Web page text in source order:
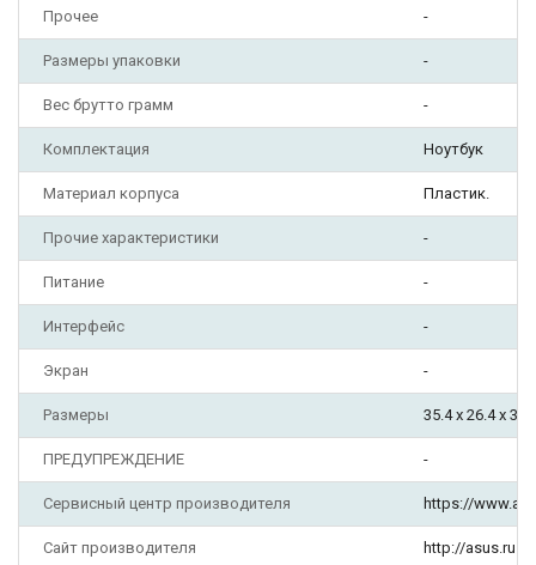
Прочее -
Размеры упаковки -
Вес брутто грамм -
Комплектация Ноутбук
Материал корпуса Пластик.
Прочие характеристики -
Питание -
Интерфейс -
Экран -
Размеры 35.4 x 26.4 x
ПРЕДУПРЕЖДЕНИЕ -
Сервисный центр производителя https://
Сайт производителя http://asus.ru